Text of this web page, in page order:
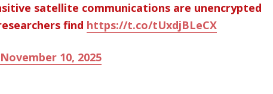
satellite communications are unencrypted
find https://t.co/tUxdjBLeCX
November 10, 2025